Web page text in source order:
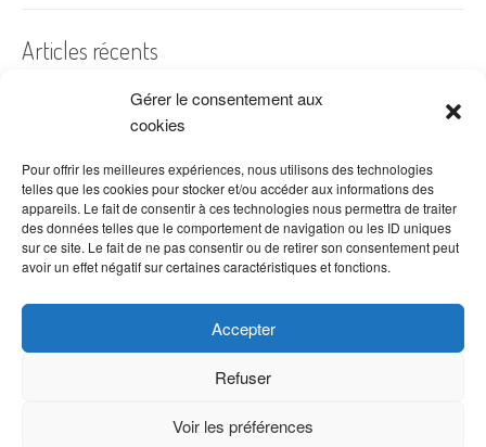
Gérer le consentement aux
cookies
Pour offrir les meilleures expériences, nous utilisons des technologies
telles que les cookies pour stocker et/ou accéder aux informations des
appareils. Le fait de consentir à ces technologies nous permettra de traiter
des données telles que le comportement de navigation ou les ID uniques
sur ce site. Le fait de ne pas consentir ou de retirer son consentement peut
avoir un effet négatif sur certaines caractéristiques et fonctions.
Accepter
Refuser
Voir les préférences
Articles récents
A quelles dates de l’année offre-t-on des fleurs ?
Les fleurs préférées des Français
Combien de fois arroser un cactus ?
Quelles fleurs offrir pour la fête des mères ?
Idées de décoration avec fleurs séchées